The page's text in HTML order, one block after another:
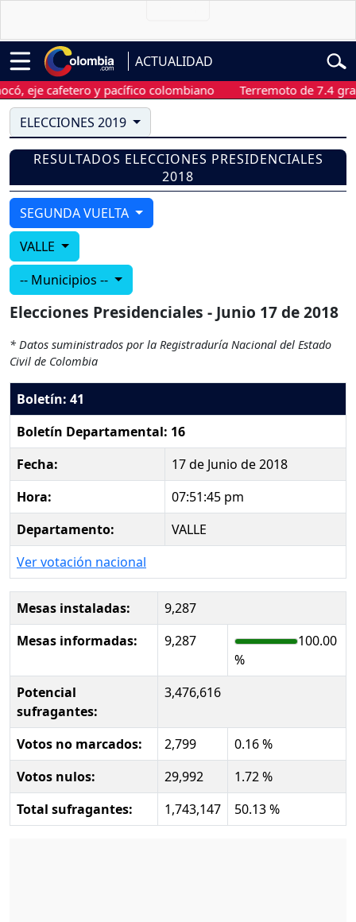
ACTUALIDAD
eje cafetero y pacífico colombiano Terremoto de 7.4
ELECCIONES 2019
RESULTADOS ELECCIONES PRESIDENCIALES
2018
SEGUNDA VUELTA
VALLE
-- Municipios --
Elecciones Presidenciales - Junio 17 de 2018
* Datos suministrados por la Registraduría Nacional del Estado
Civil de Colombia
Boletín: 41
Boletín Departamental: 16
Fecha:
17 de Junio de 2018
Hora:
07:51:45 pm
Departamento:
VALLE
Ver votación nacional
Mesas instaladas:
9,287
Mesas informadas:
9,287
100.00
%
Potencial
sufragantes:
3,476,616
Votos no marcados: 2,799
0.16 %
Votos nulos:
29,992
1.72 %
Total sufragantes:
1,743,147 50.13 %